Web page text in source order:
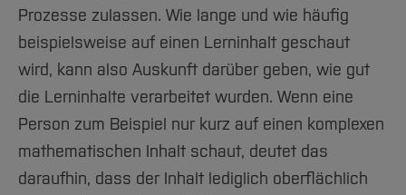
Prozesse zulassen. Wie lange und wie häufig
beispielsweise auf einen Lerninhalt geschaut
wird, kann also Auskunft darüber geben, wie gut
die Lerninhalte verarbeitet wurden. Wenn eine
Person zum Beispiel nur kurz auf einen komplexen
mathematischen Inhalt schaut, deutet das
daraufhin, dass der Inhalt lediglich oberflächlich